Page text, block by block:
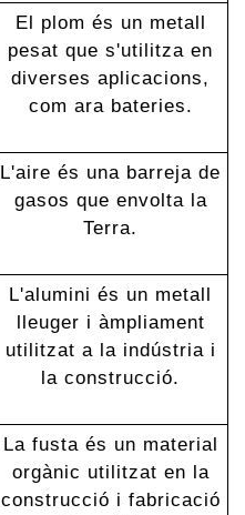
El plom és un metall
pesat que s'utilitza en
diverses aplicacions,
com ara bateries.
L'aire és una barreja de
gasos que envolta la
Terra.
L'alumini és un metall
lleuger i àmpliament
utilitzat a la indústria i
la construcció.
La fusta és un material
orgànic utilitzat en la
construcció i fabricació